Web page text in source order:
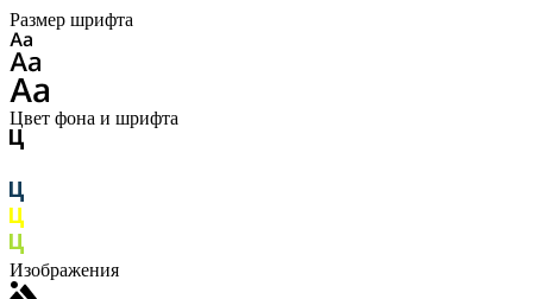
Размер шрифта
Цвет фона и шрифта
Изображения